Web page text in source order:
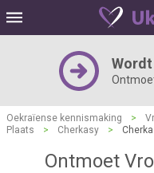
Oekraïense kennismaking >
Plaats
> Cherkasy >
Ontmoet